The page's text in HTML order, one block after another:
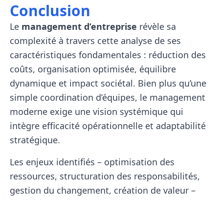
Conclusion
Le management d’entreprise révèle sa
complexité à travers cette analyse de ses
caractéristiques fondamentales : réduction des
coûts, organisation optimisée, équilibre
dynamique et impact sociétal. Bien plus qu’une
simple coordination d’équipes, le management
moderne exige une vision systémique qui
intègre efficacité opérationnelle et adaptabilité
stratégique.
Les enjeux identifiés – optimisation des
ressources, structuration des responsabilités,
gestion du changement, création de valeur –